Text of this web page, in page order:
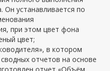
Он устанавливается по
при этом цвет фона
цвет;
в котором
отчетов на основе